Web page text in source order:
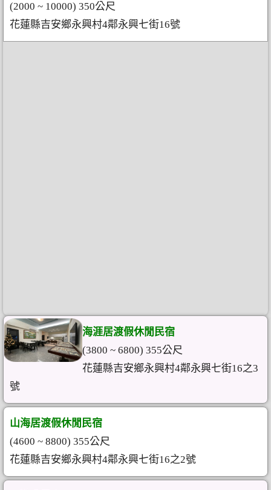
(2000 ~ 10000) 350公尺
花蓮縣吉安鄉永興村4鄰永興七街16號
海涯居渡假休閒民宿
(3800 ~ 6800) 355公尺
花蓮縣吉安鄉永興村4鄰永興七街16之3
號
山海居渡假休閒民宿
(4600 ~ 8800) 355公尺
花蓮縣吉安鄉永興村4鄰永興七街16之2號